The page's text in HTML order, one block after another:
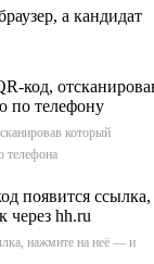
а кандидат
который
телефона
нажмите на неё — и